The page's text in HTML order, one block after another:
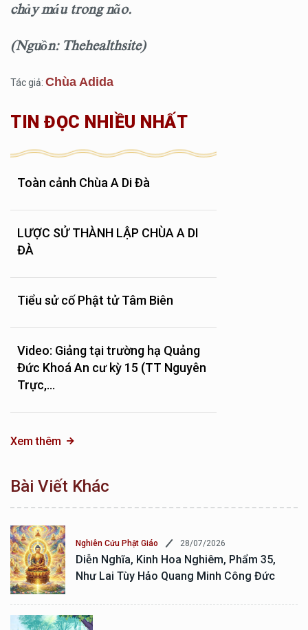
chảy máu trong não.
(Nguồn: Thehealthsite)
Tác giả: Chùa Adida
TIN ĐỌC NHIỀU NHẤT
Toàn cảnh Chùa A Di Đà
LƯỢC SỬ THÀNH LẬP CHÙA A DI
ĐÀ
Tiểu sử cố Phật tử Tâm Biên
Video: Giảng tại trường hạ Quảng
Đức Khoá An cư kỳ 15 (TT Nguyên
Trực,...
Xem thêm
Bài Viết Khác
Nghiên Cứu Phật Giáo 28/07/2026
Diễn Nghĩa, Kinh Hoa Nghiêm, Phẩm 35,
Như Lai Tùy Hảo Quang Minh Công Đức